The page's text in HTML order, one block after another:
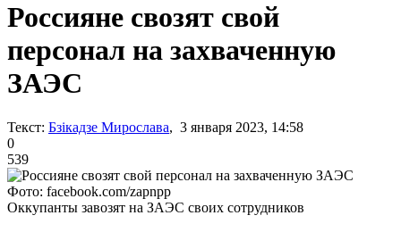
Россияне свозят свой
персонал на захваченную
ЗАЭС
Текст: Бзікадзе Мирослава, 3 января 2023, 14:58
0
539
Фото: facebook.com/zapnpp
Оккупанты завозят на ЗАЭС своих сотрудников